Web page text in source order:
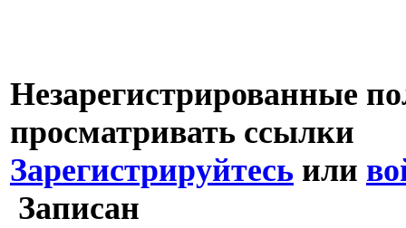
Незарегистрированные
просматривать ссылки
Зарегистрируйтесь или
Записан